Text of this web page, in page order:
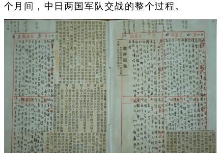
个月间，中日两国军队交战的整个过程。